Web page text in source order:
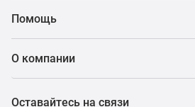
Помощь
О компании
Оставайтесь на связи